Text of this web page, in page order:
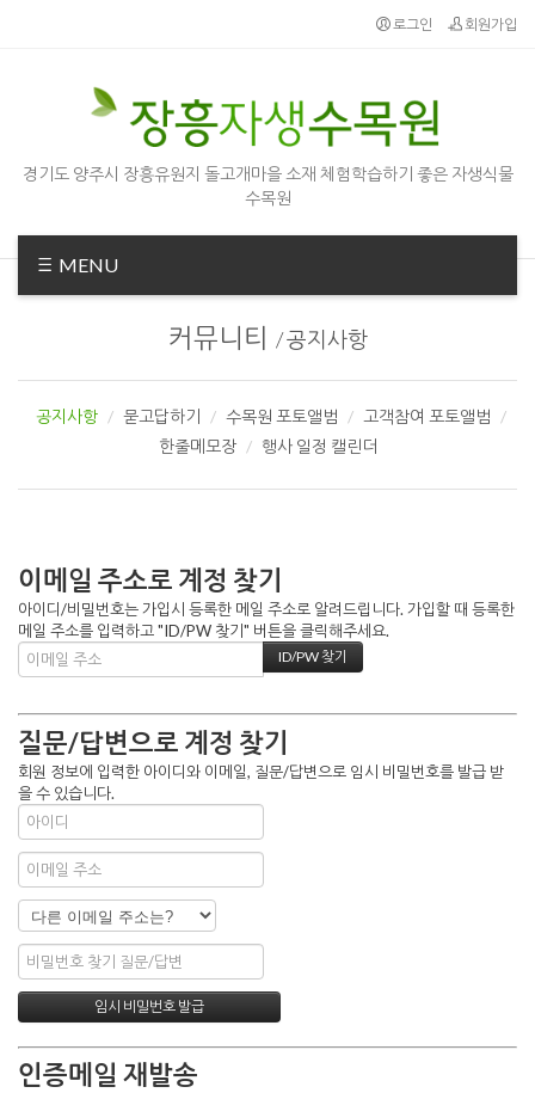
로그인 회원가입
경기도 양주시 장흥유원지 돌고개마을 소재 체험학습하기 좋은 자생식물
수목원
MENU
커뮤니티 /공지사항
공지사항 묻고답하기 수목원 포토앨범
고객참여 포토앨범
한줄메모장
행사 일정 캘린더
이메일 주소로 계정 찾기
아이디/비밀번호는 가입시 등록한 메일 주소로 알려드립니다. 가입할 때 등록한
메일 주소를 입력하고 "ID/PW 찾기" 버튼을 클릭해주세요.
질문/답변으로 계정 찾기
회원 정보에 입력한 아이디와 이메일, 질문/답변으로 임시 비밀번호를 발급 받
을 수 있습니다.
인증메일 재발송